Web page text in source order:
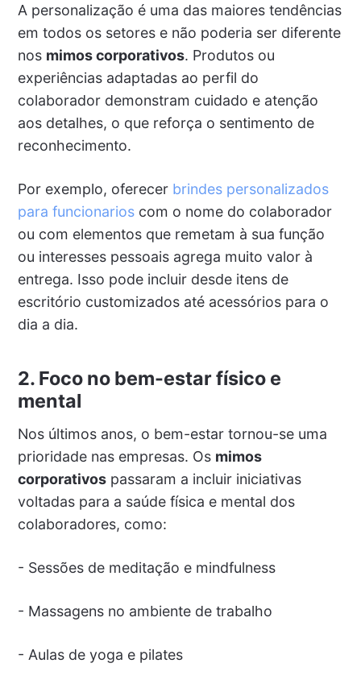
A personalização é uma das maiores tendências
em todos os setores e não poderia ser diferente
nos mimos corporativos. Produtos ou
experiências adaptadas ao perfil do
colaborador demonstram cuidado e atenção
aos detalhes, o que reforça o sentimento de
reconhecimento.
Por exemplo, oferecer brindes personalizados
para funcionarioscom o nome do colaborador
ou com elementos que remetam à sua função
ou interesses pessoais agrega muito valor à
entrega. Isso pode incluir desde itens de
escritório customizados até acessórios para o
dia a dia.
2. Foco no bem-estar físico e
mental
Nos últimos anos, o bem-estar tornou-se uma
prioridade nas empresas. Os mimos
corporativospassaram a incluir iniciativas
voltadas para a saúde física e mental dos
colaboradores, como:
- Sessões de meditação e mindfulness
- Massagens no ambiente de trabalho
- Aulas de yoga e pilates